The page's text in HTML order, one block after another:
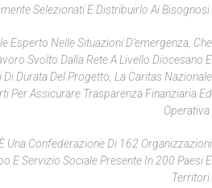
Selezionati E Distribuirlo Ai Bisognosi.
Esperto Nelle Situazioni D’emergenza, Che
Svolto Dalla Rete A Livello Diocesano E
Durata Del Progetto, La Caritas Nazionale
Per Assicurare Trasparenza Finanziaria Ed
Operativa.
Una Confederazione Di 162 Organizzazioni
E Servizio Sociale Presente In 200 Paesi E
Territori.